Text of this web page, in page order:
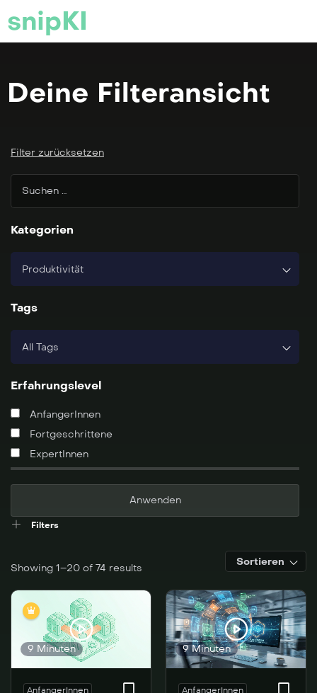
snipKI
Deine Filteransicht
Filter zurücksetzen
Kategorien
Produktivität
Tags
All Tags
Erfahrungslevel
AnfangerInnen
ExpertInnen
Fortgeschrittene
Filters
Showing 1–20 of 74 results
Sortieren
9 Minuten
AnfangerInnen
9 Minuten
AnfangerInnen